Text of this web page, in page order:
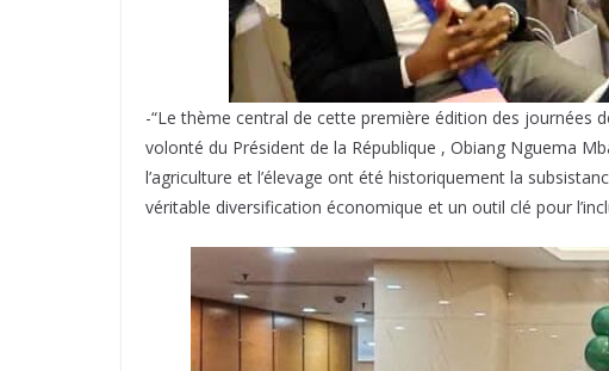
-“Le thème central de cette première édition des journées
volonté du Président de la République , Obiang Nguema
l’agriculture et l’élevage ont été historiquement la
véritable diversification économique et un outil clé pour